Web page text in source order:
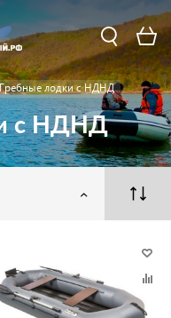
Гребные лодки с НДНД
с НДНД